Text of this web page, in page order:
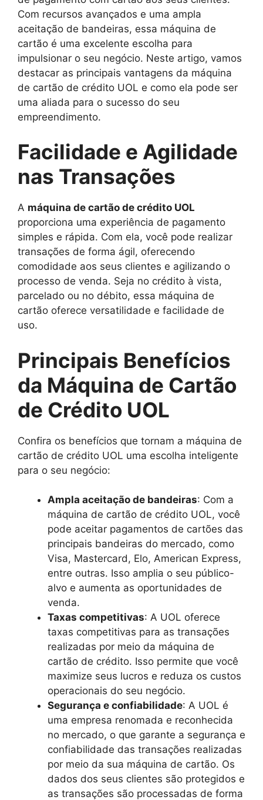
Com recursos avançados e uma ampla
aceitação de bandeiras, essa máquina de
cartão é uma excelente escolha para
impulsionar o seu negócio. Neste artigo, vamos
destacar as principais vantagens da máquina
de cartão de crédito UOL e como ela pode ser
uma aliada para o sucesso do seu
empreendimento.
Facilidade e Agilidade
nas Transações
A máquina de cartão de crédito UOL
proporciona uma experiência de pagamento
simples e rápida. Com ela, você pode realizar
transações de forma ágil, oferecendo
comodidade aos seus clientes e agilizando o
processo de venda. Seja no crédito à vista,
parcelado ou no débito, essa máquina de
cartão oferece versatilidade e facilidade de
uso.
Principais Benefícios
da Máquina de Cartão
de Crédito UOL
Confira os benefícios que tornam a máquina de
cartão de crédito UOL uma escolha inteligente
para o seu negócio:
Ampla aceitação de bandeiras: Com a
máquina de cartão de crédito UOL, você
pode aceitar pagamentos de cartões das
principais bandeiras do mercado, como
Visa, Mastercard, Elo, American Express,
entre outras. Isso amplia o seu público-
alvo e aumenta as oportunidades de
venda.
Taxas competitivas: A UOL oferece
taxas competitivas para as transações
realizadas por meio da máquina de
cartão de crédito. Isso permite que você
maximize seus lucros e reduza os custos
operacionais do seu negócio.
Segurança e confiabilidade: A UOL é
uma empresa renomada e reconhecida
no mercado, o que garante a segurança e
confiabilidade das transações realizadas
por meio da sua máquina de cartão. Os
dados dos seus clientes são protegidos e
as transações são processadas de forma